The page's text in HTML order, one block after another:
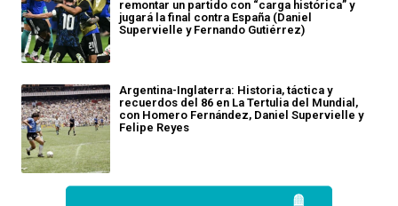
remontar un partido con “carga histórica” y
jugará la final contra España (Daniel
Supervielle y Fernando Gutiérrez)
Argentina-Inglaterra: Historia, táctica y
recuerdos del 86 en La Tertulia del Mundial,
con Homero Fernández, Daniel Supervielle y
Felipe Reyes